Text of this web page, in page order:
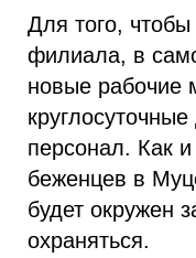
Для того, чтобы
филиала, в
новые рабочие
персонал. Как
беженцев в
будет окружен
охраняться.